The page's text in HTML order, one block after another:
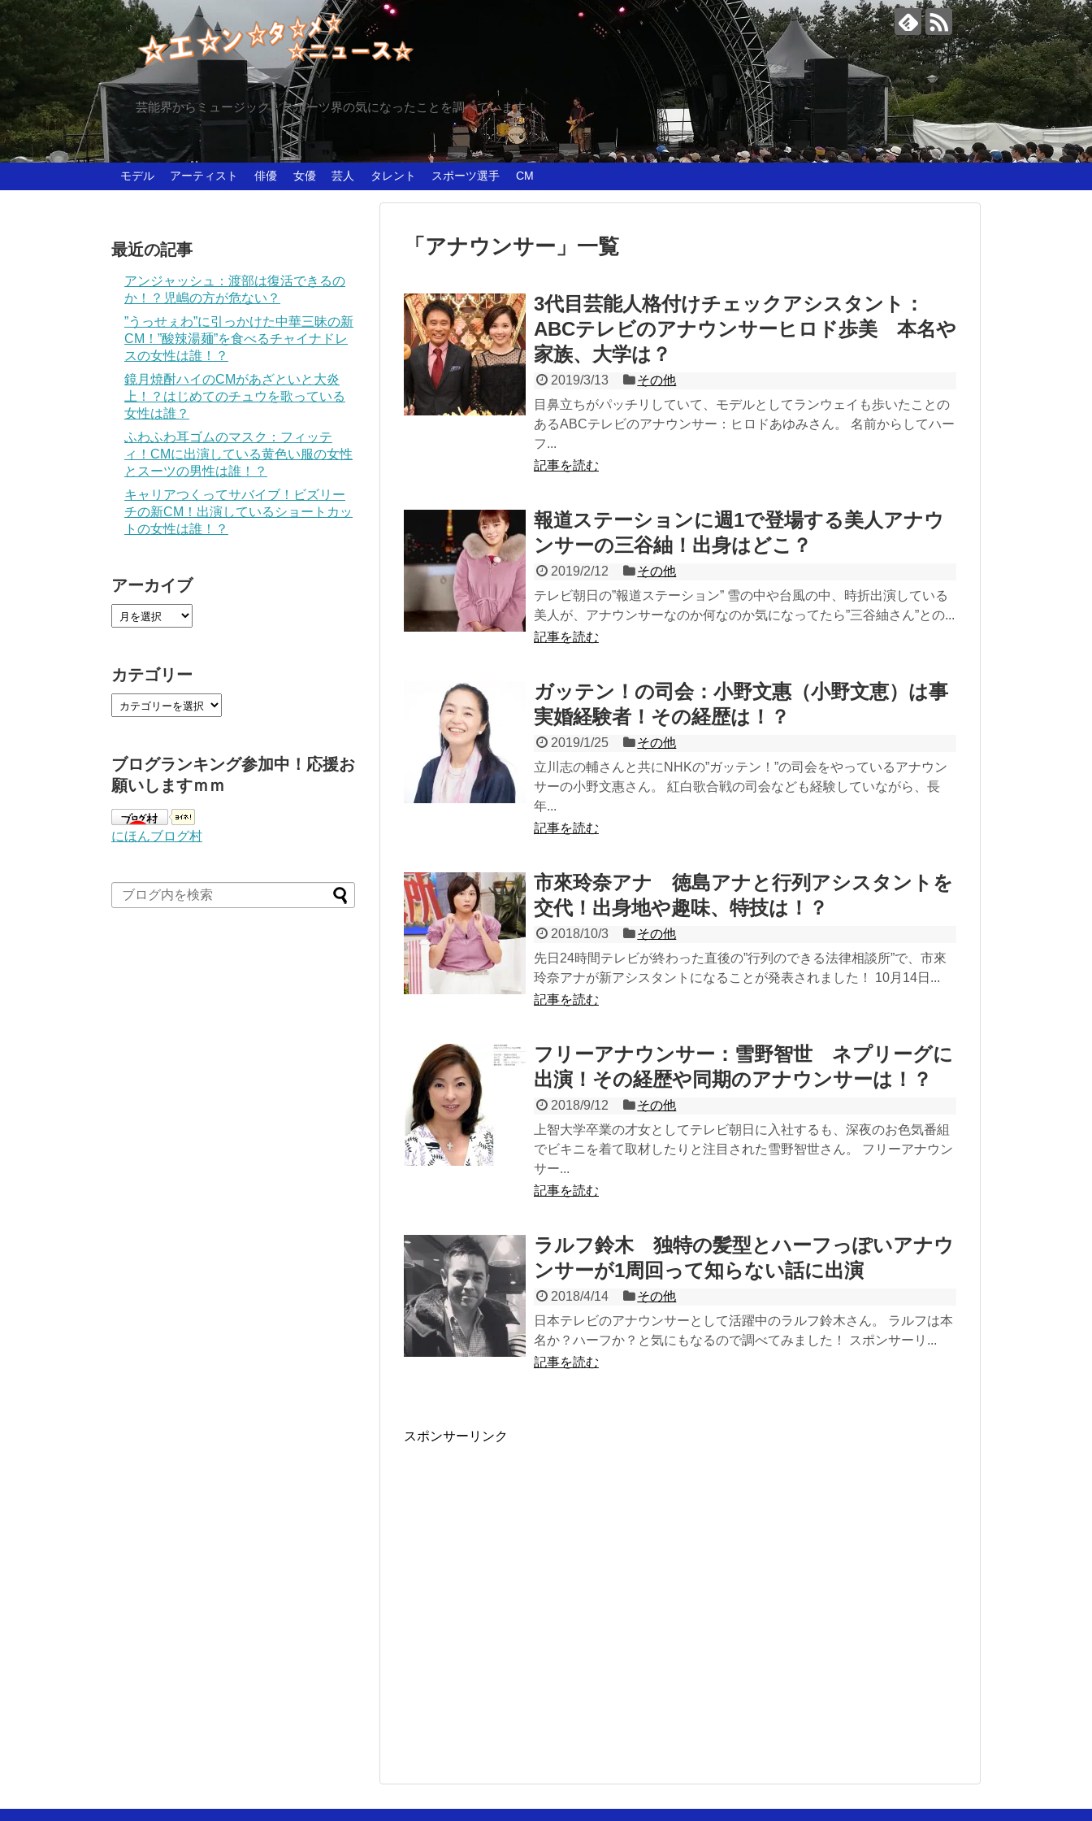
芸能界からミュージック、スポーツ界の気になったことを調べています！
モデル アーティスト 俳優 女優 芸人 タレント スポーツ選手 CM
「 アナウンサー 」 一覧
3代目芸能人格付けチェックアシスタント：
ABCテレビのアナウンサーヒロド歩美 本名や
家族、大学は？
2019/3/13
その他
目鼻立ちがパッチリしていて、モデルとしてランウェイも歩いたことの
あるABCテレビのアナウンサー：ヒロドあゆみさん。 名前からしてハー
フ...
記事を読む
報道ステーションに週1で登場する美人アナウ
ンサーの三谷紬！出身はどこ？
2019/2/12
その他
テレビ朝日の”報道ステーション” 雪の中や台風の中、時折出演している
美人が、アナウンサーなのか何なのか気になってたら”三谷紬さん”との...
記事を読む
ガッテン！の司会：小野文惠（小野文恵）は事
実婚経験者！その経歴は！？
2019/1/25
その他
立川志の輔さんと共にNHKの”ガッテン！”の司会をやっているアナウン
サーの小野文惠さん。 紅白歌合戦の司会なども経験していながら、長
年...
記事を読む
市來玲奈アナ 徳島アナと行列アシスタントを
交代！出身地や趣味、特技は！？
2018/10/3
その他
先日24時間テレビが終わった直後の”行列のできる法律相談所”で、市來
玲奈アナが新アシスタントになることが発表されました！ 10月14日...
記事を読む
フリーアナウンサー：雪野智世 ネプリーグに
出演！その経歴や同期のアナウンサーは！？
2018/9/12
その他
上智大学卒業の才女としてテレビ朝日に入社するも、深夜のお色気番組
でビキニを着て取材したりと注目された雪野智世さん。 フリーアナウン
サー...
記事を読む
ラルフ鈴木 独特の髪型とハーフっぽいアナウ
ンサーが1周回って知らない話に出演
2018/4/14
その他
日本テレビのアナウンサーとして活躍中のラルフ鈴木さん。 ラルフは本
名か？ハーフか？と気にもなるので調べてみました！ スポンサーリ...
記事を読む
スポンサーリンク
最近の記事
アンジャッシュ：渡部は復活できるの
か！？児嶋の方が危ない？
”うっせぇわ”に引っかけた中華三昧の新
CM！”酸辣湯麺”を食べるチャイナドレ
スの女性は誰！？
鏡月焼酎ハイのCMがあざといと大炎
上！？はじめてのチュウを歌っている
女性は誰？
ふわふわ耳ゴムのマスク：フィッテ
ィ！CMに出演している黄色い服の女性
とスーツの男性は誰！？
キャリアつくってサバイブ！ビズリー
チの新CM！出演しているショートカッ
トの女性は誰！？
アーカイブ
カテゴリー
ブログランキング参加中！応援お
願いしますｍｍ
にほんブログ村